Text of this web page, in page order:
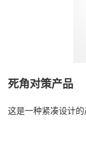
死角对策产品
这是一种紧凑设计